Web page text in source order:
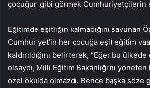
çocuğun gibi görmek Cumhuriyetçilerin
Eğitimde eşitliğin kalmadığını savunan
Cumhuriyet’in her çocuğa eşit eğitim
kaldırıldığını belirterek, “Eğer bu
olsaydı, Milli Eğitim Bakanlığı’nı
özel okulda olmazdı. Bence başka söze